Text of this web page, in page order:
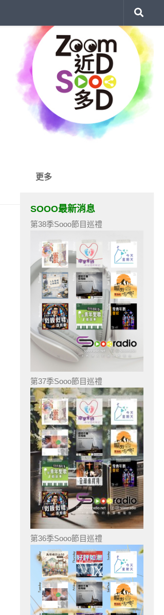
更多
SOOO最新消息
第38季Sooo節目巡禮
第37季Sooo節目巡禮
第36季Sooo節目巡禮